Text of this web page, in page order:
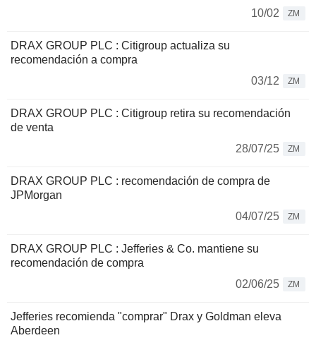
10/02
ZM
DRAX GROUP PLC : Citigroup actualiza su
recomendación a compra
03/12
ZM
DRAX GROUP PLC : Citigroup retira su recomendación
de venta
28/07/25
ZM
DRAX GROUP PLC : recomendación de compra de
JPMorgan
04/07/25
ZM
DRAX GROUP PLC : Jefferies & Co. mantiene su
recomendación de compra
02/06/25
ZM
Jefferies recomienda "comprar" Drax y Goldman eleva
Aberdeen